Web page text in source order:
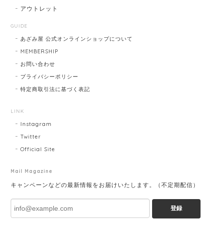
アウトレット
GUIDE
あざみ屋 公式オンラインショップについて
MEMBERSHIP
お問い合わせ
プライバシーポリシー
特定商取引法に基づく表記
LINK
Instagram
Twitter
Official Site
Mail Magazine
キャンペーンなどの最新情報をお届けいたします。（不定期配信）
登録